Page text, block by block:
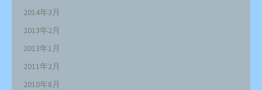
2014年3月
2013年2月
2013年1月
2011年2月
2010年8月